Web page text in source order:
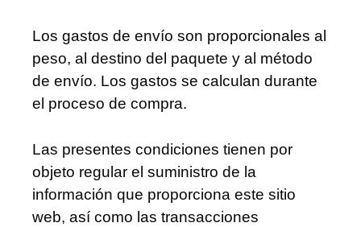
Los gastos de envío son proporcionales al
peso, al destino del paquete y al método
de envío. Los gastos se calculan durante
el proceso de compra.
Las presentes condiciones tienen por
objeto regular el suministro de la
información que proporciona este sitio
web, así como las transacciones